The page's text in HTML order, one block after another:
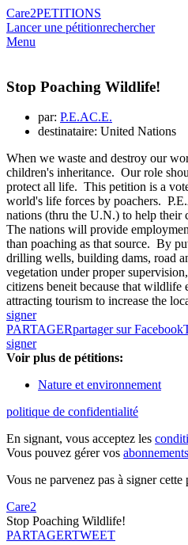
Care2PETITIONS
Lancer une pétitionrechercher
Menu
Stop Poaching Wildlife!
par: P.E.AC.E.
destinataire: United Nations
When we waste and destroy our
children's inheritance. Our role
protect all life. This petition is a
world's life forces by poachers.
nations (thru the U.N.) to help their
The nations will provide
than poaching as that source. By
drilling wells, building dams, road
vegetation under proper
citizens beneit because that wildlife
attracting tourism to increase the
signer
PARTAGERpartager sur Facebook
signer
Voir plus de pétitions:
Nature et environnement
politique de confidentialité
En signant, vous acceptez les
Vous pouvez gérer vos abonnements
Vous ne parvenez pas à signer cette
Care2
Stop Poaching Wildlife!
PARTAGERTWEET